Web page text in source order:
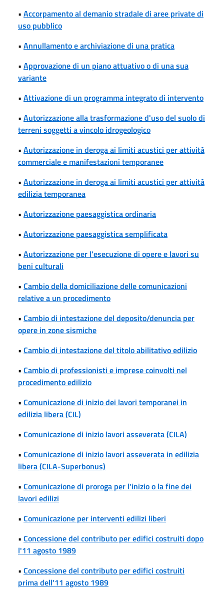
• Accorpamento al demanio stradale di aree private di
uso pubblico
• Annullamento e archiviazione di una pratica
• Approvazione di un piano attuativo o di una sua
variante
• Attivazione di un programma integrato di intervento
• Autorizzazione alla trasformazione d'uso del suolo di
terreni soggetti a vincolo idrogeologico
• Autorizzazione in deroga ai limiti acustici per attività
commerciale e manifestazioni temporanee
• Autorizzazione in deroga ai limiti acustici per attività
edilizia temporanea
• Autorizzazione paesaggistica ordinaria
• Autorizzazione paesaggistica semplificata
• Autorizzazione per l'esecuzione di opere e lavori su
beni culturali
• Cambio della domiciliazione delle comunicazioni
relative a un procedimento
• Cambio di intestazione del deposito/denuncia per
opere in zone sismiche
• Cambio di intestazione del titolo abilitativo edilizio
• Cambio di professionisti e imprese coinvolti nel
procedimento edilizio
• Comunicazione di inizio dei lavori temporanei in
edilizia libera (CIL)
• Comunicazione di inizio lavori asseverata (CILA)
• Comunicazione di inizio lavori asseverata in edilizia
libera (CILA-Superbonus)
• Comunicazione di proroga per l'inizio o la fine dei
lavori edilizi
• Comunicazione per interventi edilizi liberi
• Concessione del contributo per edifici costruiti dopo
l'11 agosto 1989
• Concessione del contributo per edifici costruiti
prima dell'11 agosto 1989